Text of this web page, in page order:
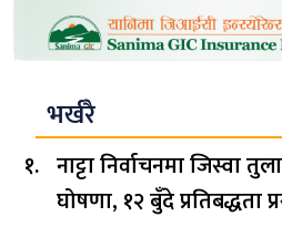
भर्खरै
नाट्टा निर्वाचनमा जिस्वा
घोषणा, १२ बुँदे प्रतिबद्धता